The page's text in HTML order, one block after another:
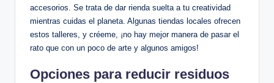
accesorios. Se trata de dar rienda suelta a tu creatividad
mientras cuidas el planeta. Algunas tiendas locales ofrecen
estos talleres, y créeme, ¡no hay mejor manera de pasar el
rato que con un poco de arte y algunos amigos!
Opciones para reducir residuos